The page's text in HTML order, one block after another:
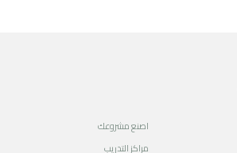
اصنع مشروعك
مراكز التدريب